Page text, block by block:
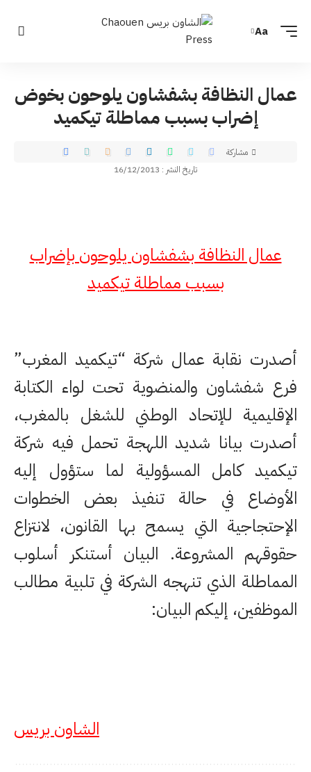
Aa
عمال النظافة بشفشاون يلوحون بخوض
إضراب بسبب مماطلة تيكميد
تاريخ النشر : 16/12/2013
مشاركة
عمال النظافة بشفشاون يلوحون بإضراب
بسبب مماطلة تيكميد
أصدرت نقابة عمال شركة “تيكميد المغرب”
فرع شفشاون والمنضوية تحت لواء الكتابة
الإقليمية للإتحاد الوطني للشغل بالمغرب،
أصدرت بيانا شديد اللهجة تحمل فيه شركة
تيكميد كامل المسؤولية لما ستؤول إليه
الأوضاع في حالة تنفيذ بعض الخطوات
الإحتجاجية التي يسمح بها القانون، لانتزاع
حقوقهم المشروعة. البيان أستنكر أسلوب
المماطلة الذي تنهجه الشركة في تلبية مطالب
الموظفين، إليكم البيان:
الشاون بريس